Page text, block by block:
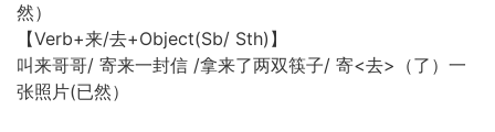
然）
【Verb+来/去+Object(Sb/ Sth)】
叫来哥哥/ 寄来一封信 /拿来了两双筷子/ 寄<去>（了）一
张照片(已然）